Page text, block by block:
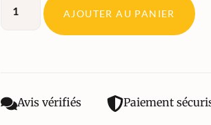
AJOUTER AU PANIER
Avis vérifiés Paiement